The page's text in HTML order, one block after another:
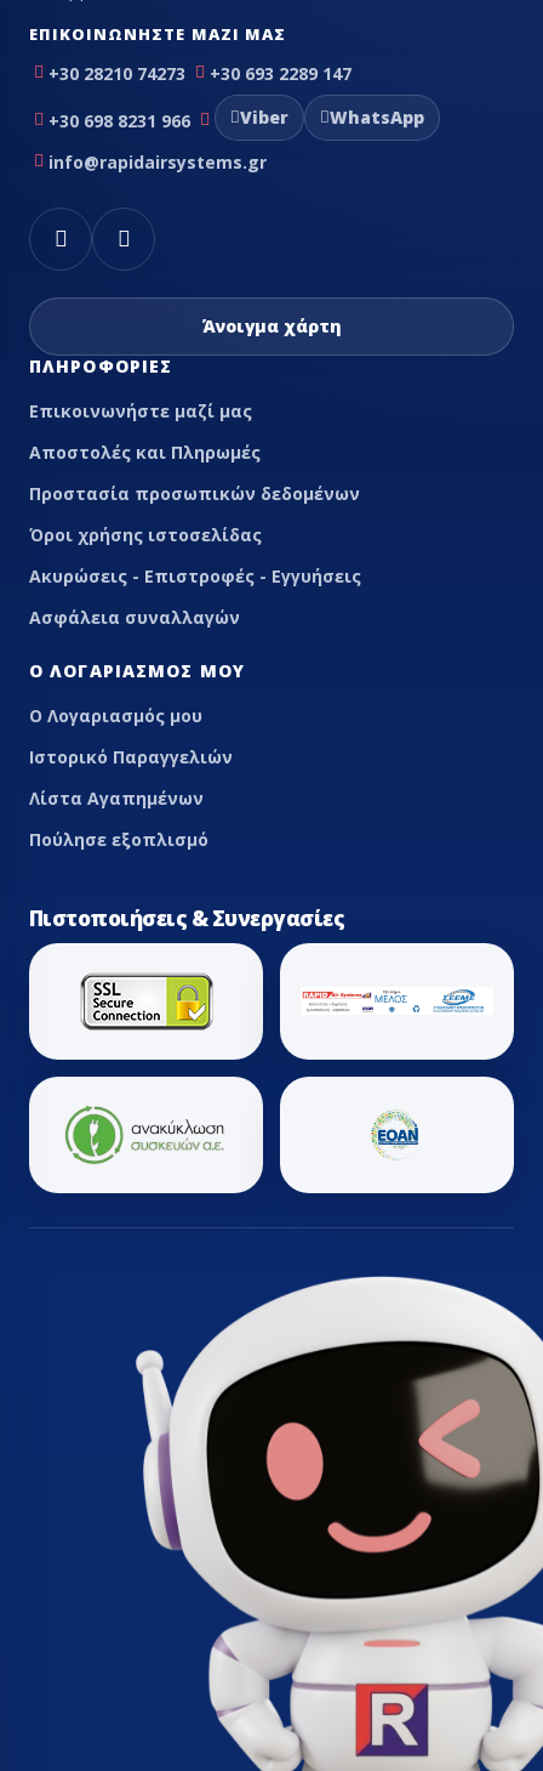
ΕΠΙΚΟΙΝΩΝΉΣΤΕ ΜΑΖΊ ΜΑΣ
+30 28210 74273 +30 693 2289 147
+30 698 8231 966 Viber
WhatsApp
info@rapidairsystems.gr
Άνοιγμα χάρτη
ΠΛΗΡΟΦΟΡΊΕΣ
Επικοινωνήστε μαζί μας
Αποστολές και Πληρωμές
Προστασία προσωπικών δεδομένων
Όροι χρήσης ιστοσελίδας
Ακυρώσεις - Επιστροφές - Εγγυήσεις
Ασφάλεια συναλλαγών
Ο ΛΟΓΑΡΙΑΣΜΌΣ ΜΟΥ
Ο Λογαριασμός μου
Ιστορικό Παραγγελιών
Λίστα Αγαπημένων
Πούλησε εξοπλισμό
Πιστοποιήσεις & Συνεργασίες